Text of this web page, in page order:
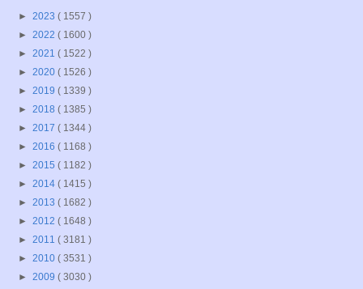
► 2023 ( 1557 )
► 2022 ( 1600 )
► 2021 ( 1522 )
► 2020 ( 1526 )
► 2019 ( 1339 )
► 2018 ( 1385 )
► 2017 ( 1344 )
► 2016 ( 1168 )
► 2015 ( 1182 )
► 2014 ( 1415 )
► 2013 ( 1682 )
► 2012 ( 1648 )
► 2011 ( 3181 )
► 2010 ( 3531 )
► 2009 ( 3030 )